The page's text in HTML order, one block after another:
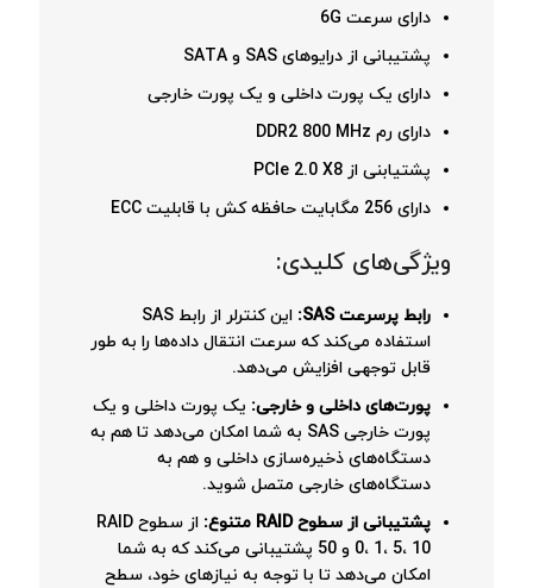
دارای سرعت 6G
پشتیبانی از درایوهای SAS و SATA
دارای یک پورت داخلی و یک پورت خارجی
دارای رم DDR2 800 MHz
پشتیابنی از PCIe 2.0 X8
دارای 256 مگابایت حافظه کش با قابلیت ECC
ویژگی‌های کلیدی:
رابط پرسرعت SAS:
این کنترلر از رابط SAS
استفاده می‌کند که سرعت انتقال داده‌ها را به طور
قابل توجهی افزایش می‌دهد.
پورت‌های داخلی و خارجی: یک پورت داخلی و یک
پورت خارجی SAS به شما امکان می‌دهد تا هم به
دستگاه‌های ذخیره‌سازی داخلی و هم به
دستگاه‌های خارجی متصل شوید.
پشتیبانی از سطوح RAID متنوع:
از سطوح RAID
0، 1، 5، 10 و 50 پشتیبانی می‌کند که به شما
امکان می‌دهد تا با توجه به نیازهای خود، سطح